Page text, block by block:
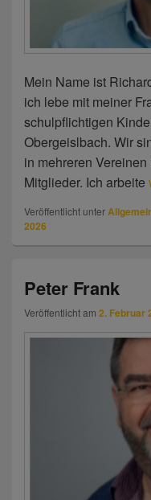
Mein Name ist
ich lebe mit meiner
schulpflichtigen
Obergeislbach. Wir
in mehreren
Mitglieder. Ich arbeite
Veröffentlicht unter
2026
Peter Frank
Veröffentlicht am 2. Februar